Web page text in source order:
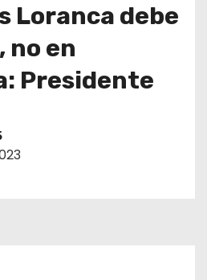
Loranca debe
no en
Presidente